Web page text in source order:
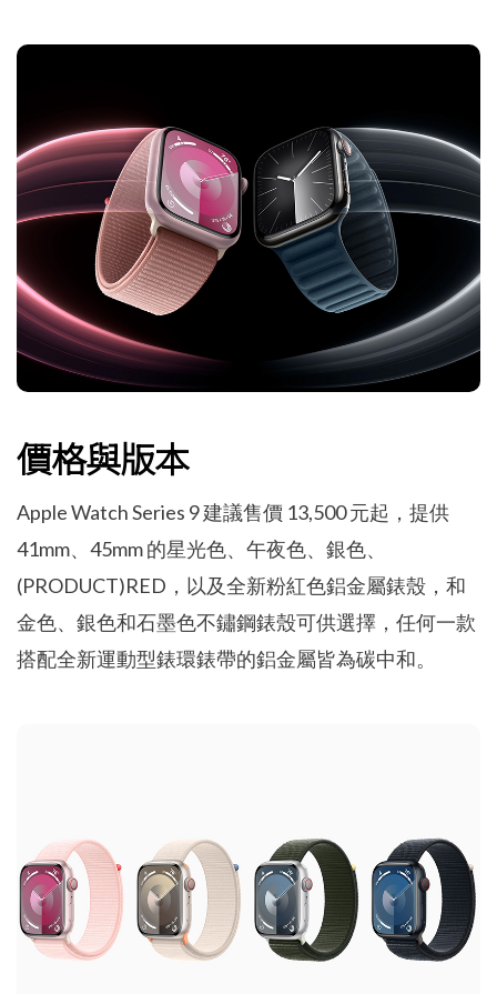
價格與版本
Apple Watch Series 9 建議售價 13,500 元起，提供
41mm、45mm 的星光色、午夜色、銀色、
(PRODUCT)RED，以及全新粉紅色鋁金屬錶殼，和
金色、銀色和石墨色不鏽鋼錶殼可供選擇，任何一款
搭配全新運動型錶環錶帶的鋁金屬皆為碳中和。